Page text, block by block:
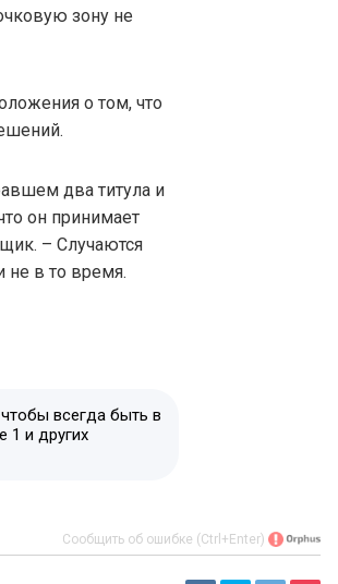
зону не
о том, что
два титула и
он принимает
– Случаются
не в то время.
всегда быть в
1 и других
Сообщить об ошибке (Ctrl+Enter)